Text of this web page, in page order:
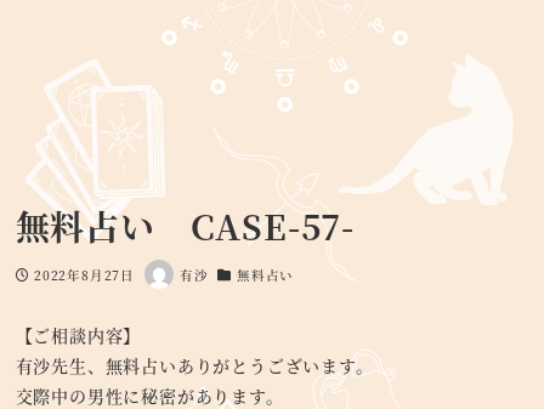
無料占い CASE-57-
投稿日
2022年8月27日
著
有沙
カテゴリー
無料占い
【ご相談内容】
有沙先生、無料占いありがとうございます。
交際中の男性に秘密があります。